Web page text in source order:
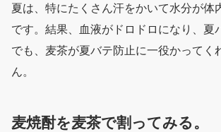
夏は、特にたくさん汗をかいて水分が体
です。結果、血液がドロドロになり、夏
でも、麦茶が夏バテ防止に一役かってく
ん。
麦焼酎を麦茶で割ってみる。